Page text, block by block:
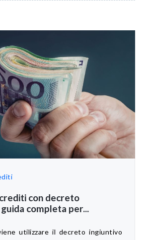
con decreto
completa per...
utilizzare il decreto ingiuntivo